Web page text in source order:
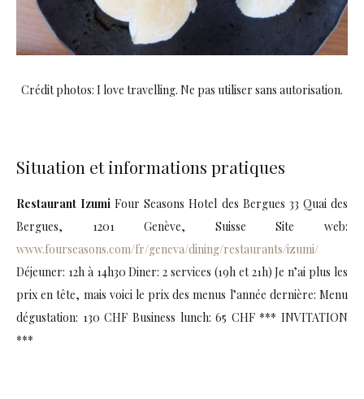
Crédit photos: I love travelling. Ne pas utiliser sans autorisation.
Situation et informations pratiques
Restaurant Izumi Four Seasons Hotel des Bergues 33 Quai des
Bergues, 1201 Genève, Suisse Site web:
www.fourseasons.com/fr/geneva/dining/restaurants/izumi/
Déjeuner: 12h à 14h30 Diner: 2 services (19h et 21h) Je n’ai plus les
prix en tête, mais voici le prix des menus l’année dernière: Menu
dégustation: 130 CHF Business lunch: 65 CHF *** INVITATION
***